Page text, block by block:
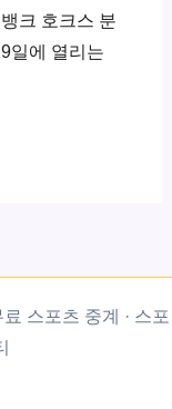
크 호크스 분
일에 열리는
스포츠 중계 · 스포